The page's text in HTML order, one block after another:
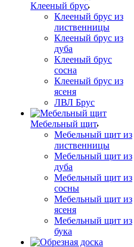
Клееный брус
Клееный брус из
лиственницы
Клееный брус из
дуба
Клееный брус
сосна
Клееный брус из
ясеня
ЛВЛ Брус
Мебельный щит
Мебельный щит из
лиственницы
Мебельный щит из
дуба
Мебельный щит из
сосны
Мебельный щит из
ясеня
Мебельный щит из
бука